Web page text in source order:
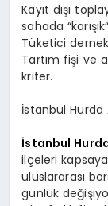
Kayıt dışı
sahada
Tüketici
Tartım fişi ve
kriter.
İstanbul Hurda
İstanbul
ilçeleri
uluslararası
günlük